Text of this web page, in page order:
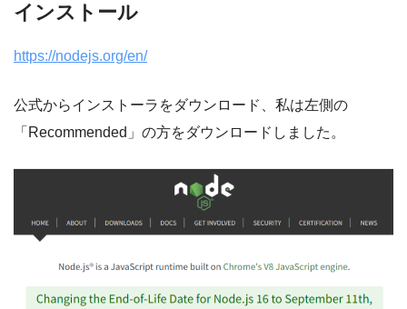
インストール
https://nodejs.org/en/
公式からインストーラをダウンロード、私は左側の
「Recommended」の方をダウンロードしました。